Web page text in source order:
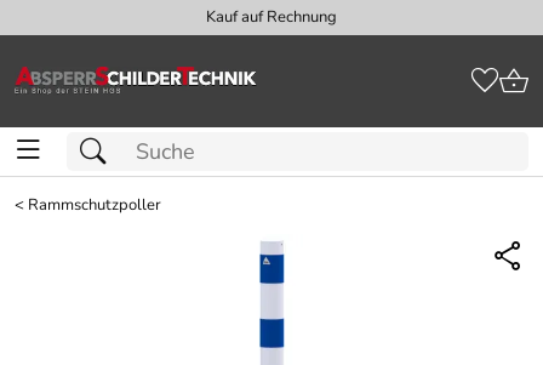
Kauf auf Rechnung
< Rammschutzpoller